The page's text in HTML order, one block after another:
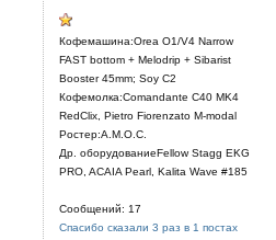
Кофемашина:Orea O1/V4 Narrow
FAST bottom + Melodrip + Sibarist
Booster 45mm; Soy C2
Кофемолка:Comandante C40 MK4
RedClix, Pietro Fiorenzato M-modal
Ростер:A.M.O.C.
Др. оборудованиеFellow Stagg EKG
PRO, ACAIA Pearl, Kalita Wave #185
Сообщений: 17
Спасибо сказали 3 раз в 1 постах